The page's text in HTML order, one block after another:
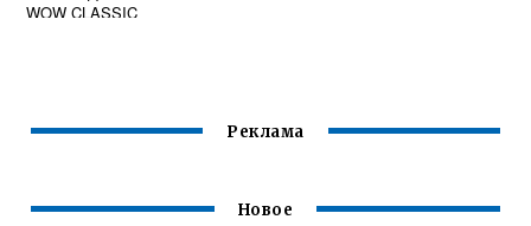
WOW CLASSIC
Реклама
Новое